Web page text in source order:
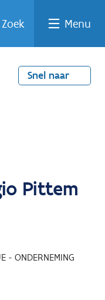
Zoek Menu
Snel naar
Pittem
- ONDERNEMING